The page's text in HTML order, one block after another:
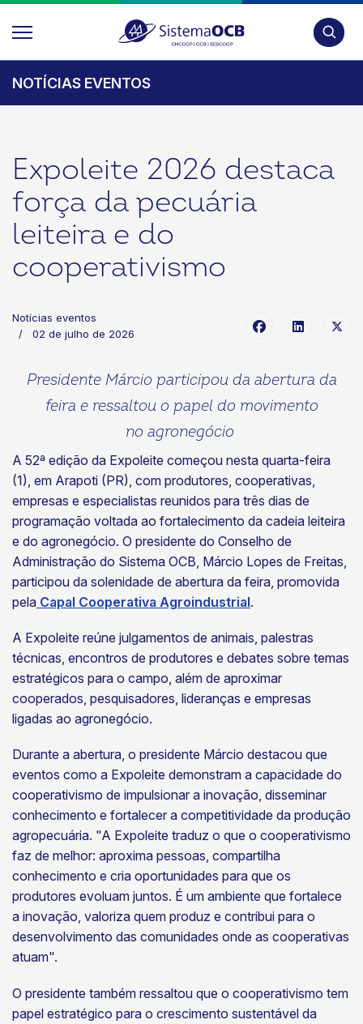
NOTÍCIAS EVENTOS
Expoleite 2026 destaca
força da pecuária
leiteira e do
cooperativismo
Notícias eventos
02 de julho de 2026
Presidente Márcio participou da abertura da
feira e ressaltou o papel do movimento
no agronegócio
A 52ª edição da Expoleite começou nesta quarta-feira
(1), em Arapoti (PR), com produtores, cooperativas,
empresas e especialistas reunidos para três dias de
programação voltada ao fortalecimento da cadeia leiteira
e do agronegócio. O presidente do Conselho de
Administração do Sistema OCB, Márcio Lopes de Freitas,
participou da solenidade de abertura da feira, promovida
pela Capal Cooperativa Agroindustrial.
A Expoleite reúne julgamentos de animais, palestras
técnicas, encontros de produtores e debates sobre temas
estratégicos para o campo, além de aproximar
cooperados, pesquisadores, lideranças e empresas
ligadas ao agronegócio.
Durante a abertura, o presidente Márcio destacou que
eventos como a Expoleite demonstram a capacidade do
cooperativismo de impulsionar a inovação, disseminar
conhecimento e fortalecer a competitividade da produção
agropecuária. "A Expoleite traduz o que o cooperativismo
faz de melhor: aproxima pessoas, compartilha
conhecimento e cria oportunidades para que os
produtores evoluam juntos. É um ambiente que fortalece
a inovação, valoriza quem produz e contribui para o
desenvolvimento das comunidades onde as cooperativas
atuam".
O presidente também ressaltou que o cooperativismo tem
papel estratégico para o crescimento sustentável da